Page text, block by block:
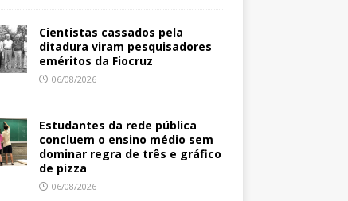
Cientistas cassados pela
ditadura viram pesquisadores
eméritos da Fiocruz
06/08/2026
Estudantes da rede pública
concluem o ensino médio sem
dominar regra de três e gráfico
de pizza
06/08/2026